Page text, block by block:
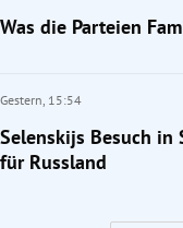
Was die Parteien
Gestern, 15:54
Selenskijs Besuch in
für Russland